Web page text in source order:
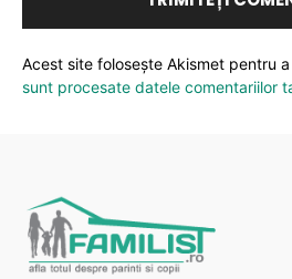
Acest site folosește Akismet pentru
sunt procesate datele comentariilor